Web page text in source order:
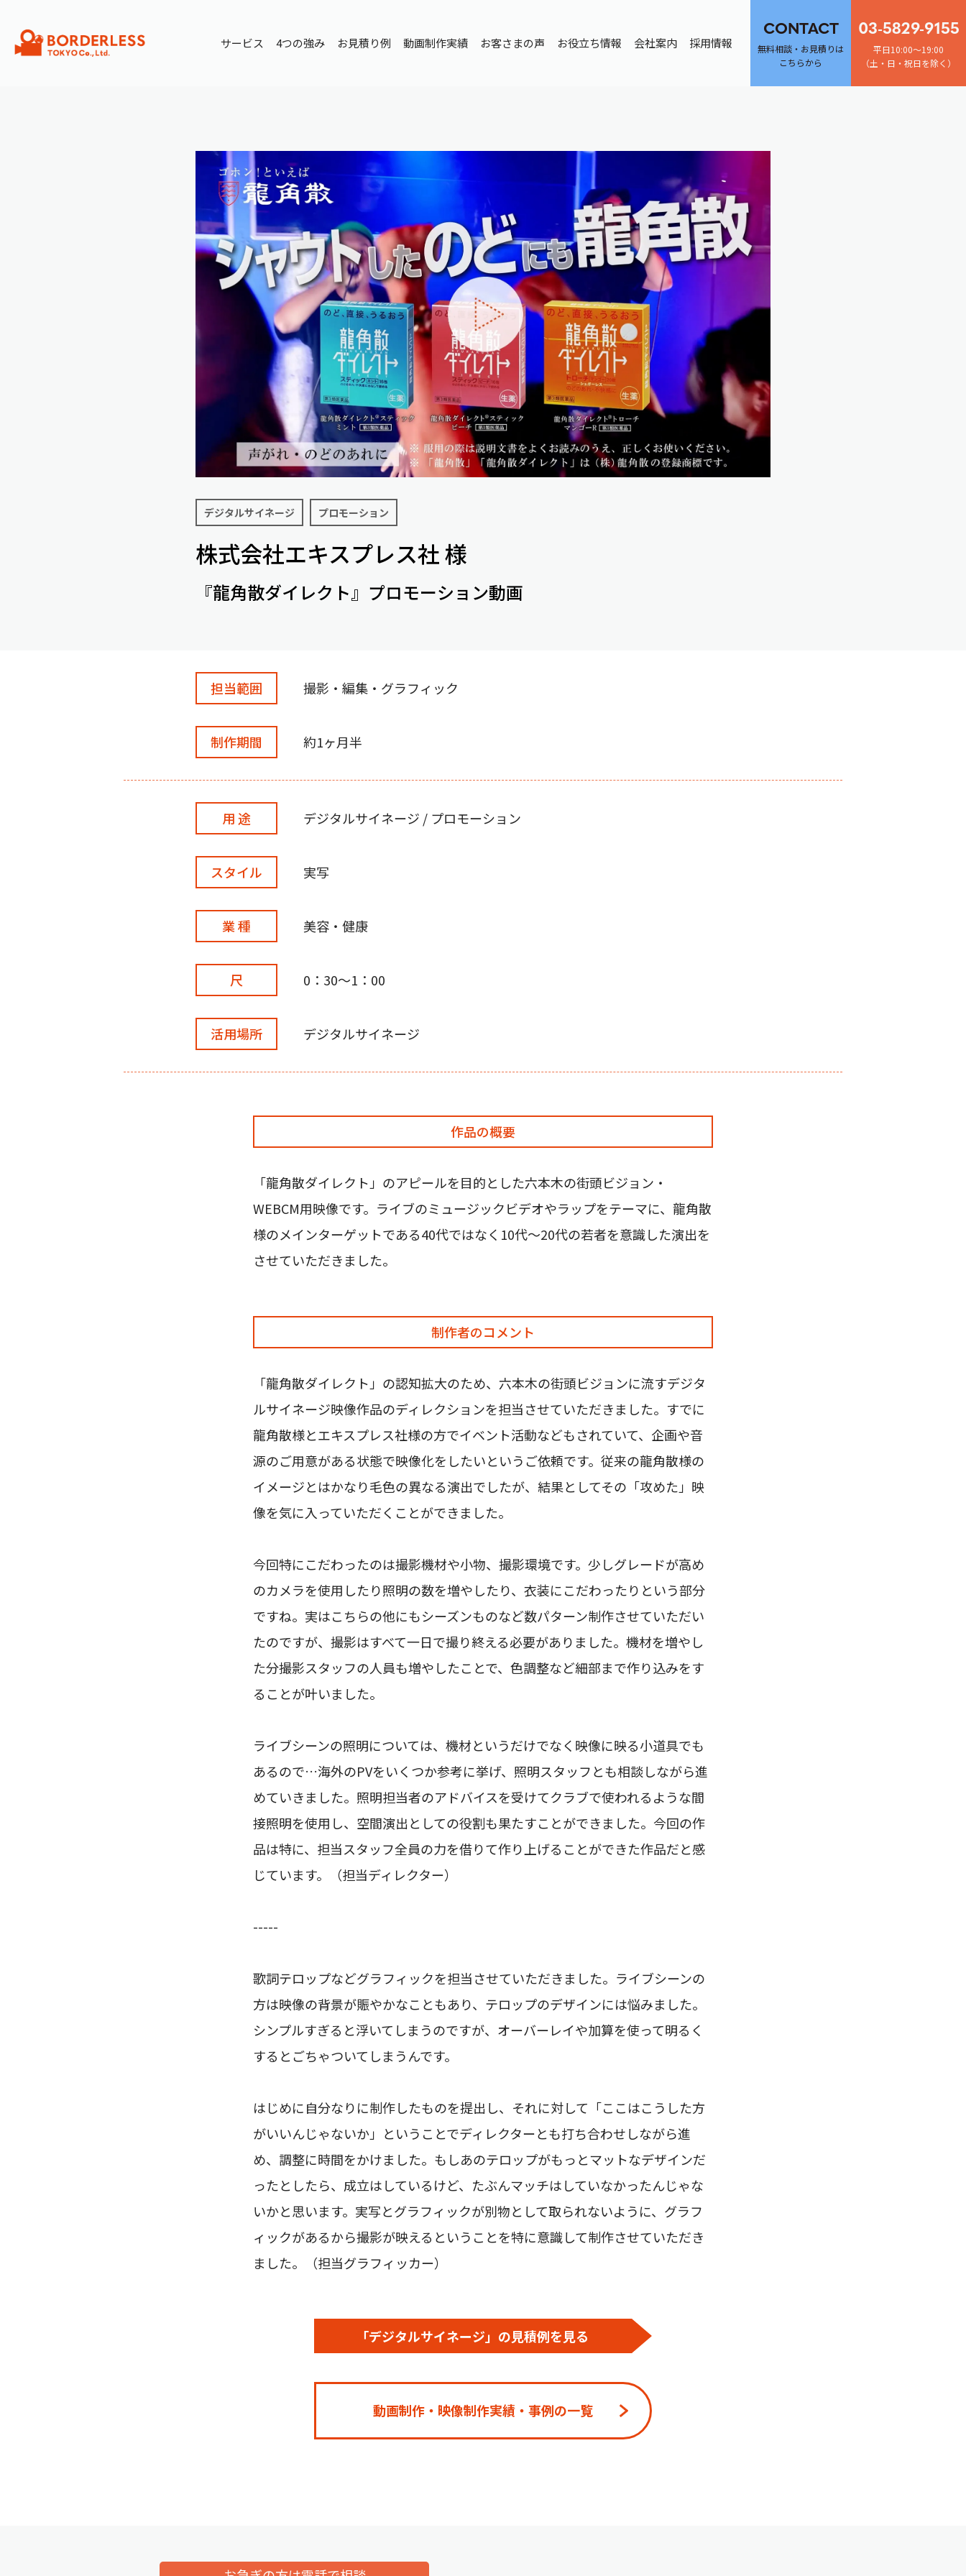
サービス 4つの強み お見積り例 動画制作実績 お客さまの声 お役立ち情報 会社案内 採用情報
CONTACT
無料相談・お見積りは
こちらから
03-5829-9155
平日10:00～19:00
（土・日・祝日を除く）
デジタルサイネージ プロモーション
株式会社エキスプレス社 様
『龍角散ダイレクト』プロモーション動画
担当範囲 撮影・編集・グラフィック
制作期間 約1ヶ月半
用 途 デジタルサイネージ / プロモーション
スタイル 実写
業 種 美容・健康
尺 0：30～1：00
活用場所 デジタルサイネージ
作品の概要
「龍角散ダイレクト」のアピールを目的とした六本木の街頭ビジョン・
WEBCM用映像です。ライブのミュージックビデオやラップをテーマに、龍角散
様のメインターゲットである40代ではなく10代～20代の若者を意識した演出を
させていただきました。
制作者のコメント
「龍角散ダイレクト」の認知拡大のため、六本木の街頭ビジョンに流すデジタ
ルサイネージ映像作品のディレクションを担当させていただきました。すでに
龍角散様とエキスプレス社様の方でイベント活動などもされていて、企画や音
源のご用意がある状態で映像化をしたいというご依頼です。従来の龍角散様の
イメージとはかなり毛色の異なる演出でしたが、結果としてその「攻めた」映
像を気に入っていただくことができました。
今回特にこだわったのは撮影機材や小物、撮影環境です。少しグレードが高め
のカメラを使用したり照明の数を増やしたり、衣装にこだわったりという部分
ですね。実はこちらの他にもシーズンものなど数パターン制作させていただい
たのですが、撮影はすべて一日で撮り終える必要がありました。機材を増やし
た分撮影スタッフの人員も増やしたことで、色調整など細部まで作り込みをす
ることが叶いました。
ライブシーンの照明については、機材というだけでなく映像に映る小道具でも
あるので…海外のPVをいくつか参考に挙げ、照明スタッフとも相談しながら進
めていきました。照明担当者のアドバイスを受けてクラブで使われるような間
接照明を使用し、空間演出としての役割も果たすことができました。今回の作
品は特に、担当スタッフ全員の力を借りて作り上げることができた作品だと感
じています。（担当ディレクター）
-----
歌詞テロップなどグラフィックを担当させていただきました。ライブシーンの
方は映像の背景が賑やかなこともあり、テロップのデザインには悩みました。
シンプルすぎると浮いてしまうのですが、オーバーレイや加算を使って明るく
するとごちゃついてしまうんです。
はじめに自分なりに制作したものを提出し、それに対して「ここはこうした方
がいいんじゃないか」ということでディレクターとも打ち合わせしながら進
め、調整に時間をかけました。もしあのテロップがもっとマットなデザインだ
ったとしたら、成立はしているけど、たぶんマッチはしていなかったんじゃな
いかと思います。実写とグラフィックが別物として取られないように、グラフ
ィックがあるから撮影が映えるということを特に意識して制作させていただき
ました。（担当グラフィッカー）
「デジタルサイネージ」の見積例を見る
動画制作・映像制作実績・事例の一覧